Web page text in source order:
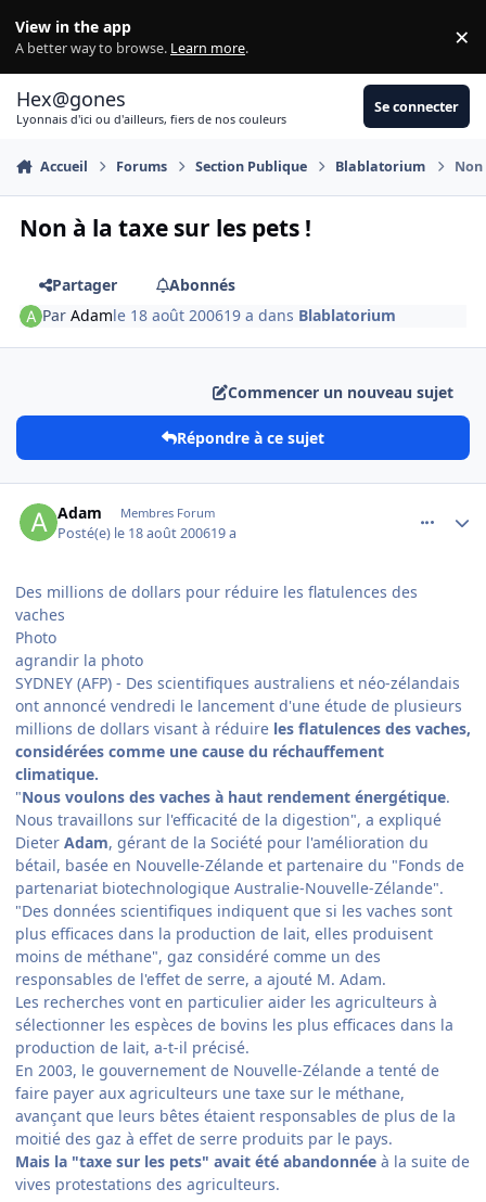
View in the app
A better way to browse. Learn more. ×
Hex@gones
Lyonnais d'ici ou d'ailleurs, fiers de nos couleurs
Se connecter
Accueil Forums Section Publique Blablatorium Non
Non à la taxe sur les pets !
Partager
Abonnés
ParAdamle 18 août 200619 a dans Blablatorium
Commencer un nouveau sujet
Répondre à ce sujet
Adam Membres Forum
Posté(e) le 18 août 200619 a
Des millions de dollars pour réduire les flatulences des
vaches
Photo
agrandir la photo
SYDNEY (AFP) - Des scientifiques australiens et néo-zélandais
ont annoncé vendredi le lancement d'une étude de plusieurs
millions de dollars visant à réduire les flatulences des vaches,
considérées comme une cause du réchauffement
climatique.
"Nous voulons des vaches à haut rendement énergétique.
Nous travaillons sur l'efficacité de la digestion", a expliqué
Dieter Adam, gérant de la Société pour l'amélioration du
bétail, basée en Nouvelle-Zélande et partenaire du "Fonds de
partenariat biotechnologique Australie-Nouvelle-Zélande".
"Des données scientifiques indiquent que si les vaches sont
plus efficaces dans la production de lait, elles produisent
moins de méthane", gaz considéré comme un des
responsables de l'effet de serre, a ajouté M. Adam.
Les recherches vont en particulier aider les agriculteurs à
sélectionner les espèces de bovins les plus efficaces dans la
production de lait, a-t-il précisé.
En 2003, le gouvernement de Nouvelle-Zélande a tenté de
faire payer aux agriculteurs une taxe sur le méthane,
avançant que leurs bêtes étaient responsables de plus de la
moitié des gaz à effet de serre produits par le pays.
Mais la "taxe sur les pets" avait été abandonnée à la suite de
vives protestations des agriculteurs.